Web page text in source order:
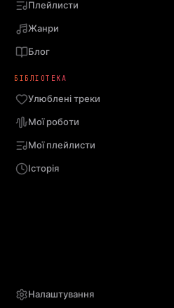
Плейлисти
Жанри
Блог
БІБЛІОТЕКА
Улюблені треки
Мої роботи
Мої плейлисти
Історія
Налаштування